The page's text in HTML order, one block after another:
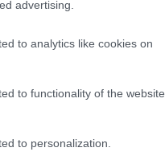
advertising.
to analytics like cookies on
to functionality of the website
to personalization.
γιορτή
ανάρτηση στο
στο
πως
πιο σπουδαίους